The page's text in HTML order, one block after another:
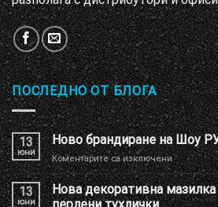
ПОСЛЕДНО ОТ БЛОГА
13
юни
Ново брандиране на Шоу
Коментарите са изключениза
Ново
на
13
юни
Нова декоративна
перлени тухлички